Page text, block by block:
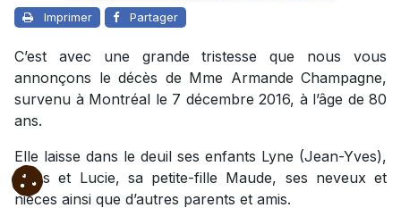
Imprimer Partager
C’est avec une grande tristesse que nous vous
annonçons le décès de Mme Armande Champagne,
survenu à Montréal le 7 décembre 2016, à l’âge de 80
ans.
Elle laisse dans le deuil ses enfants Lyne (Jean-Yves),
Gilles et Lucie, sa petite-fille Maude, ses neveux et
nièces ainsi que d’autres parents et amis.